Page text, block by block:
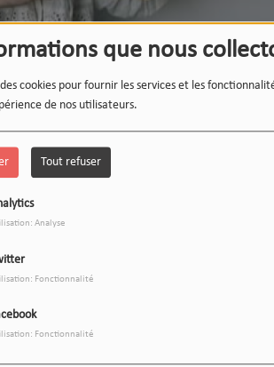
que nous
cookies pour fournir les services et les
de nos utilisateurs.
Tout refuser
Analyse
Fonctionnalité
Fonctionnalité
LE 12-13
L'INSTANT